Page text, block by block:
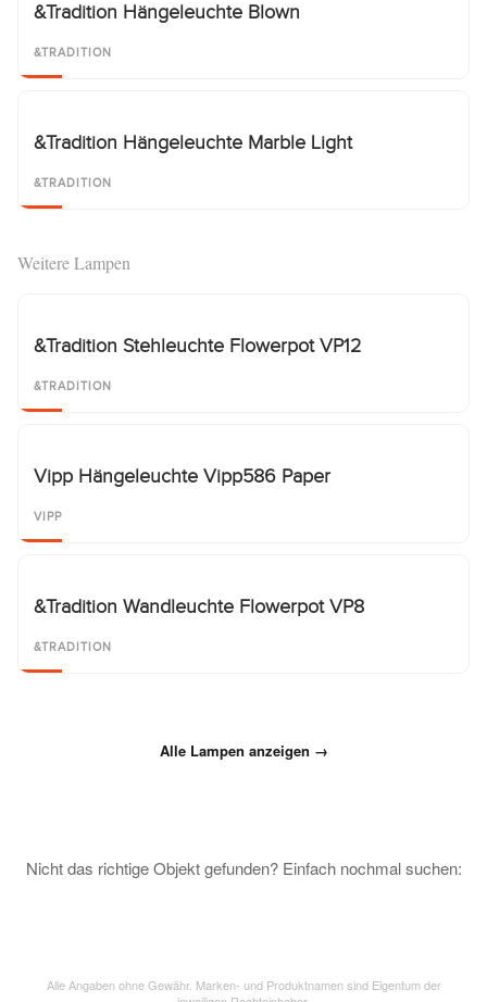
&Tradition Hängeleuchte Blown
&TRADITION
&Tradition Hängeleuchte Marble Light
&TRADITION
Weitere Lampen
&Tradition Stehleuchte Flowerpot VP12
&TRADITION
Vipp Hängeleuchte Vipp586 Paper
VIPP
&Tradition Wandleuchte Flowerpot VP8
&TRADITION
Alle Lampen anzeigen →
Nicht das richtige Objekt gefunden? Einfach nochmal suchen:
Alle Angaben ohne Gewähr. Marken- und Produktnamen sind Eigentum der